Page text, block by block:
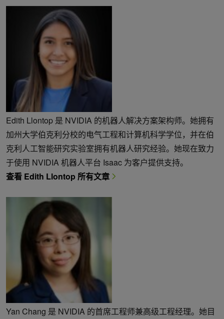
Edith Llontop 是 NVIDIA 的机器人解决方案架构师。她拥有
加州大学伯克利分校的电气工程和计算机科学学位，并在伯
克利人工智能研究实验室拥有机器人研究经验。她现在致力
于使用 NVIDIA 机器人平台 Isaac 为客户提供支持。
查看 Edith Llontop 所有文章
Yan Chang 是 NVIDIA 的首席工程师兼高级工程经理。她目